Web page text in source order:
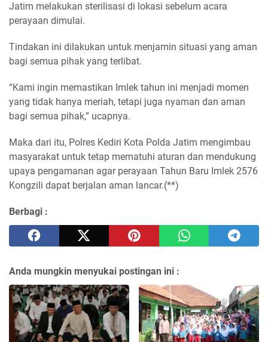
Jatim melakukan sterilisasi di lokasi sebelum acara
perayaan dimulai.
Tindakan ini dilakukan untuk menjamin situasi yang aman
bagi semua pihak yang terlibat.
“Kami ingin memastikan Imlek tahun ini menjadi momen
yang tidak hanya meriah, tetapi juga nyaman dan aman
bagi semua pihak,” ucapnya.
Maka dari itu, Polres Kediri Kota Polda Jatim mengimbau
masyarakat untuk tetap mematuhi aturan dan mendukung
upaya pengamanan agar perayaan Tahun Baru Imlek 2576
Kongzili dapat berjalan aman lancar.(**)
Berbagi :
Anda mungkin menyukai postingan ini :